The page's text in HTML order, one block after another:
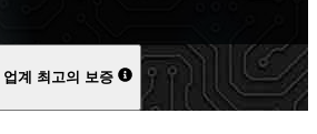
업계 최고의 보증